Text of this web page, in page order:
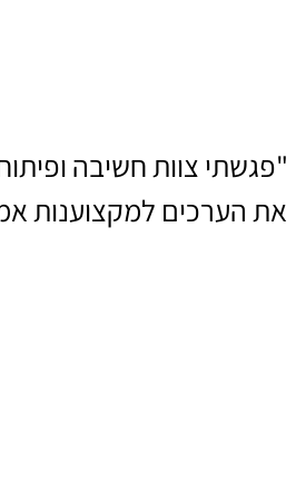
"פגשתי צוות חשיבה
את הערכים למקצוענות